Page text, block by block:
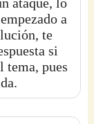
a
te
si
tema, pues